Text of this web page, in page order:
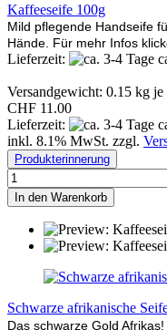
Kaffeeseife 100g
Mild pflegende Handseife
Hände. Für mehr Infos
Lieferzeit:
Versandgewicht: 0.15 kg je
CHF 11.00
Lieferzeit:
inkl. 8.1% MwSt. zzgl.
Produkterinnerung
In den Warenkorb
Schwarze afrikanische
Das schwarze Gold